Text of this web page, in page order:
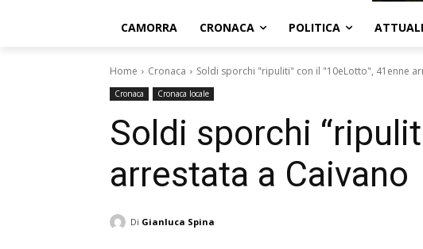
CAMORRA CRONACA POLITICA
Home Cronaca Soldi sporchi "ripuliti" con il "10eLotto", 41enne
Cronaca Cronaca locale
Soldi sporchi
arrestata a Caivano
Di Gianluca Spina